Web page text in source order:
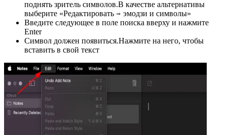
поднять зритель символов.В качестве альтернативы
выберите «Редактировать ⇒ эмодзи и символы»
Введите следующее в поле поиска вверху и нажмите
Enter
Символ должен появиться.Нажмите на него, чтобы
вставить в свой текст